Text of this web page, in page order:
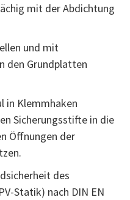
mit der Abdichtung
und mit
den Grundplatten
in Klemmhaken
Sicherungsstifte in die
Öffnungen der
des
Statik) nach DIN EN